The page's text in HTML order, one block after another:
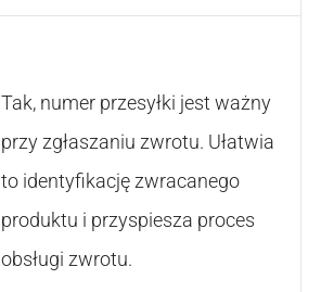
Tak, numer przesyłki jest ważny
przy zgłaszaniu zwrotu. Ułatwia
to identyfikację zwracanego
produktu i przyspiesza proces
obsługi zwrotu.